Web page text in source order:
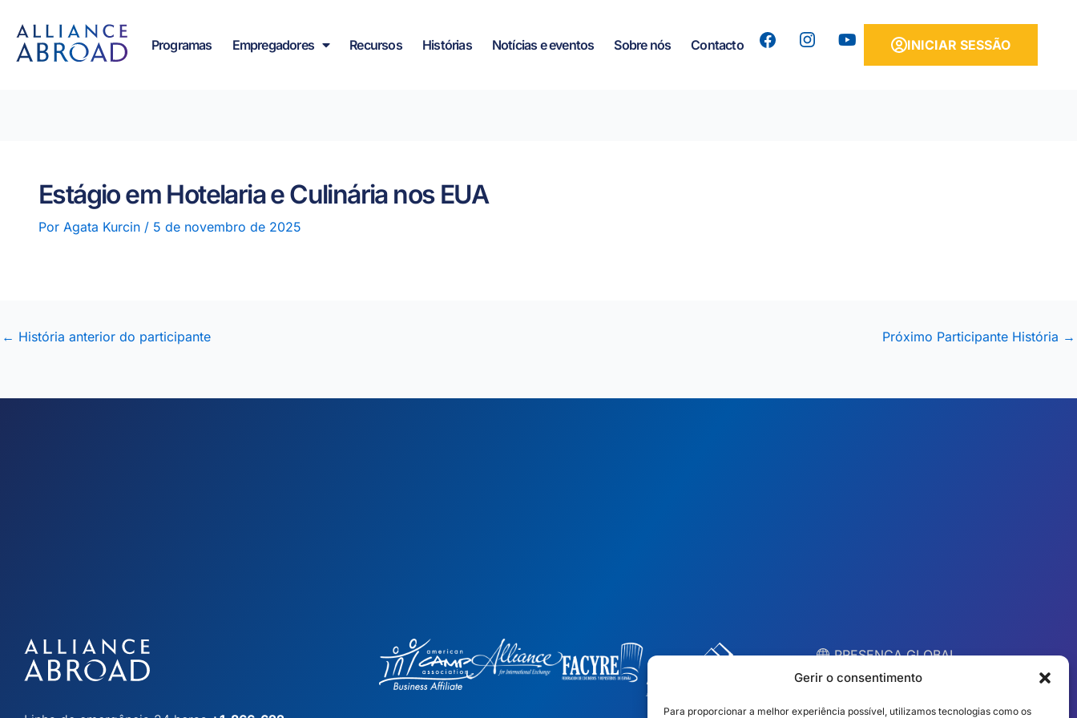
Gerir o consentimento
Para proporcionar a melhor experiência possível, utilizamos tecnologias como os
conteúdo
para
Programas Empregadores Recursos Histórias Notícias e eventos Sobre nós Contacto
Y
o
INICIAR SESSÃO
Estágio em Hotelaria e Culinária nos EUA
Por Agata Kurcin / 5 de novembro de 2025
← História anterior do participante Próximo Participante História →
︎ PRESENÇA GLOBAL
Equipas locais em 10
países